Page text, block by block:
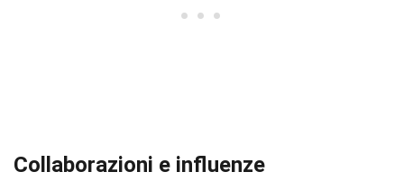
Collaborazioni e influenze